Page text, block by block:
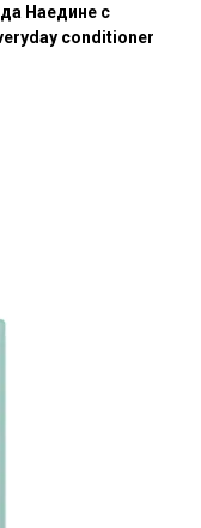
Наедине с
conditioner